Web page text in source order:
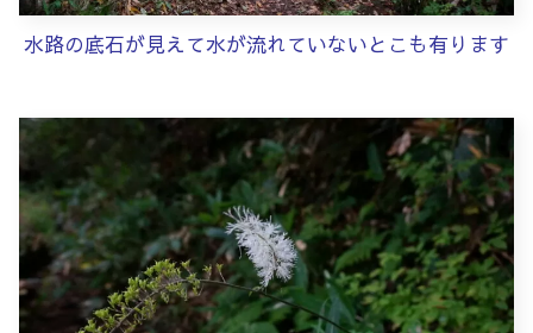
水路の底石が見えて水が流れていないとこも有ります